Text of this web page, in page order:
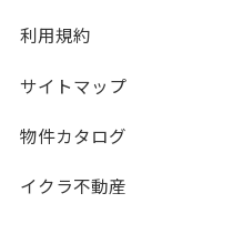
利用規約
サイトマップ
物件カタログ
イクラ不動産